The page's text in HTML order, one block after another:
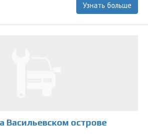
Узнать больше
Васильевском острове